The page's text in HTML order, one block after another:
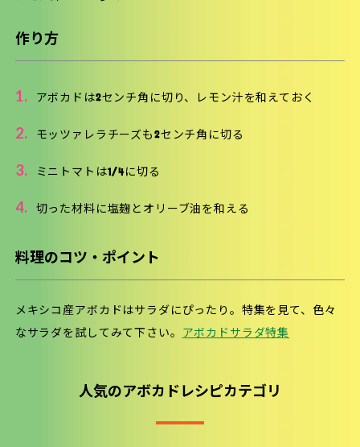
作り方
1. アボカドは2センチ角に切り、レモン汁を和えておく
2. モッツァレラチーズも2センチ角に切る
3. ミニトマトは1/4に切る
4. 切った材料に塩麹とオリーブ油を和える
料理のコツ・ポイント
メキシコ産アボカドはサラダにぴったり。特集を見て、色々
なサラダを試してみて下さい。
アボカドサラダ特集
人気のアボカドレシピカテゴリ